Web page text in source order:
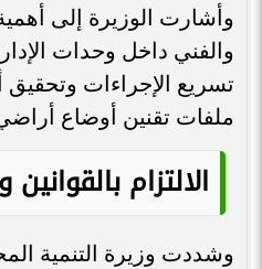
وأشارت الوزيرة إلى
والفني داخل وحدات
تسريع الإجراءات
ملفات تقنين أوضاع
الالتزام
وشددت وزيرة التنمية